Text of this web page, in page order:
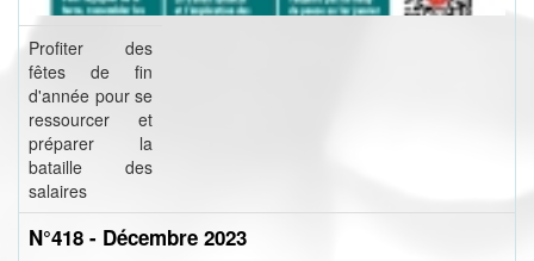
Profiter des
fêtes de fin
d'année pour se
ressourcer et
préparer la
bataille des
salaires
N°418 - Décembre 2023